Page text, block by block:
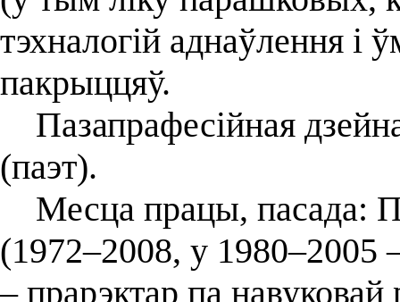
тэхналогій аднаўлення і
пакрыццяў.
Пазапрафесійная
(паэт).
Месца працы, пасада:
(1972–2008, у 1980–2005
– прарэктар па навуковай